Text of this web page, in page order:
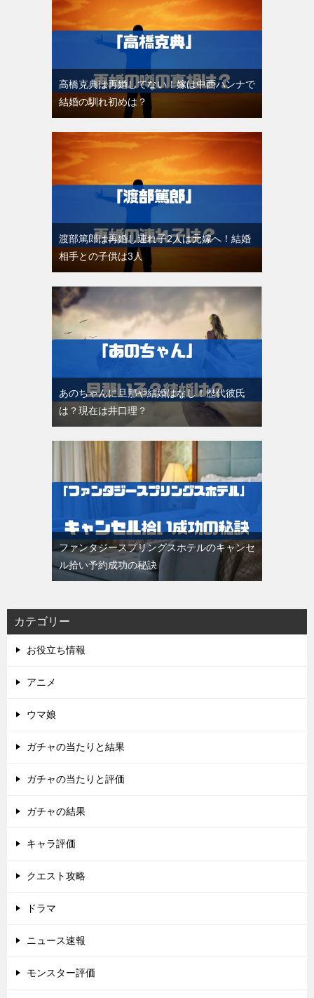
高橋克典は再婚してない！嫁は中西ハンナで
結婚の馴れ初めは？
渡部篤郎は再婚し連れ子2人は元嫁へ！結婚
相手との子供は3人
あのちゃんに旦那や結婚はなし！歴代彼氏
は？現在は井口理？
ファンタジースプリングスホテルのキャンセ
ル拾い予約成功の秘訣
カテゴリー
お役立ち情報
アニメ
ウマ娘
ガチャの当たりと結果
ガチャの当たりと評価
ガチャの結果
キャラ評価
クエスト攻略
ドラマ
ニュース速報
モンスター評価